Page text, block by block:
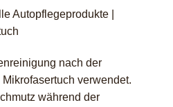
Autopflegeprodukte |
nach der
verwendet.
während der